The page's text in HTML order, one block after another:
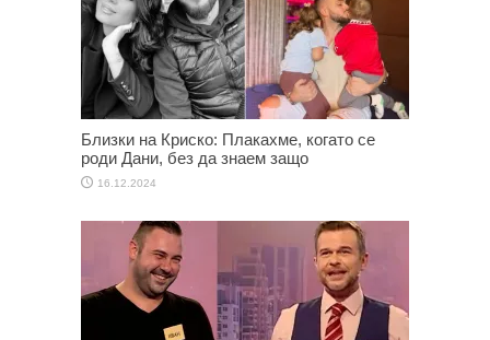
Близки на Криско: Плакахме, когато се
роди Дани, без да знаем защо
16.12.2024